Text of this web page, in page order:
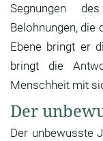
Segnungen
Belohnungen,
Ebene bringt er
bringt die
Menschheit mit
Der
Der unbewusste